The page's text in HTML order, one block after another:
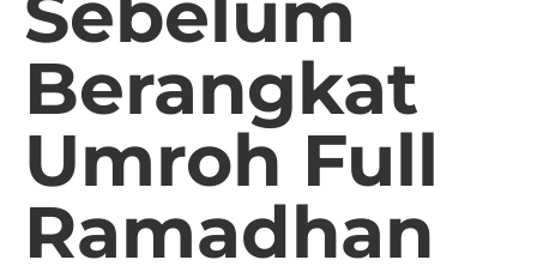
Berangkat
Umroh Full
Ramadhan